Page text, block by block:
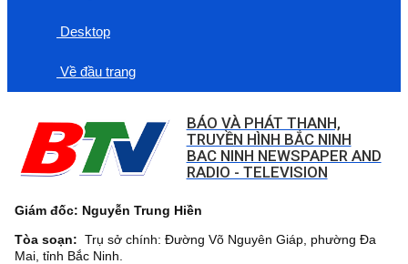
Desktop
Về đầu trang
BÁO VÀ PHÁT THANH,
TRUYỀN HÌNH BẮC NINH
BAC NINH NEWSPAPER AND
RADIO - TELEVISION
Giám đốc: Nguyễn Trung Hiền
Tòa soạn: Trụ sở chính: Đường Võ Nguyên Giáp, phường Đa
Mai, tỉnh Bắc Ninh.